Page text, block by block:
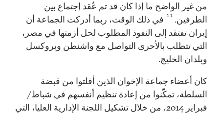
من غير الواضح ما إذا كان قد تم عُقد إجتماع بين
الطرفين. 11 في ذلك الوقت، ربما أدركت الجماعة أن
إيران تفتقد إلى النفوذ المطلوب لحل أزمتها في مصر،
التي تتطلب بالأحرى التواصل مع واشنطن وبروكسل
وبلدان الخليج.
كان أعضاء جماعة الإخوان الذين أفلتوا من قبضة
السلطة، تمكّنوا من إعادة تنظيم أنفسهم في شباط/
فبراير 2014، من خلال تشكيل اللجنة الإدارية العليا، التي